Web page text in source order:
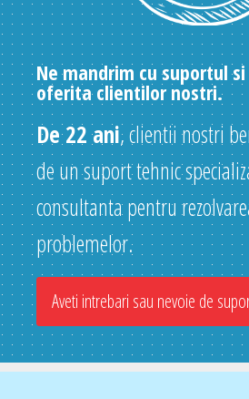
Ne mandrim cu suportul
oferita clientilor nostri.
De 22 ani, clientii nostri
de un suport tehnic
consultanta pentru
problemelor.
Aveti intrebari sau nevoie de